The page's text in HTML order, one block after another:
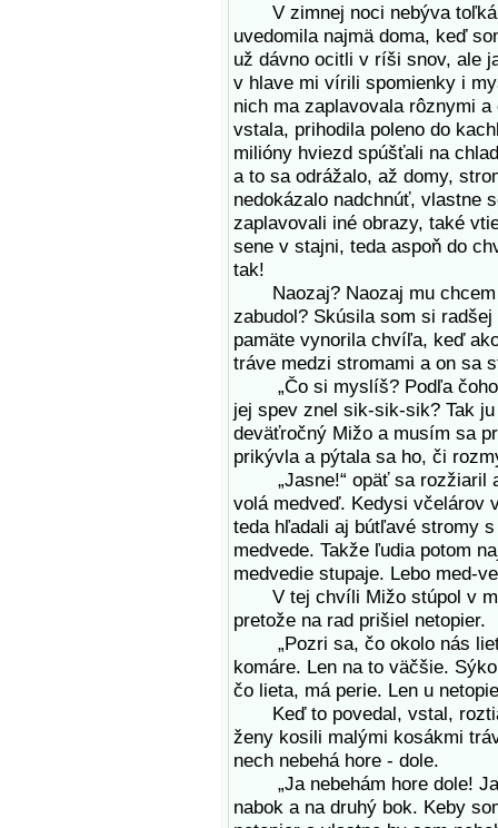
V zimnej noci nebýva toľká
uvedomila najmä doma, keď
už dávno ocitli v ríši snov, ale
v hlave mi vírili spomienky i
nich ma zaplavovala rôznymi
vstala, prihodila poleno do
milióny hviezd spúšťali na
a to sa odrážalo, až domy,
nedokázalo nadchnúť, vlastne
zaplavovali iné obrazy, také
sene v stajni, teda aspoň do
tak!
Naozaj? Naozaj mu chcem
zabudol? Skúsila som si
pamäte vynorila chvíľa, keď
tráve medzi stromami a on sa
„Čo si myslíš? Podľa čoho
jej spev znel sik-sik-sik? Tak
deväťročný Mižo a musím sa
prikývla a pýtala sa ho, či
„Jasne!“ opäť sa rozžiaril a
volá medveď. Kedysi včelárov
teda hľadali aj bútľavé stromy
medvede. Takže ľudia potom
medvedie stupaje. Lebo med-
V tej chvíli Mižo stúpol v
pretože na rad prišiel netopier.
„Pozri sa, čo okolo nás
komáre. Len na to väčšie.
čo lieta, má perie. Len u
Keď to povedal, vstal,
ženy kosili malými kosákmi
nech nebehá hore - dole.
„Ja nebehám hore dole! Ja
nabok a na druhý bok. Keby